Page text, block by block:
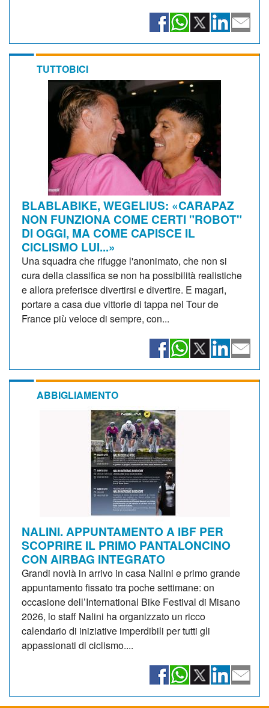
TUTTOBICI
BLABLABIKE, WEGELIUS: «CARAPAZ
NON FUNZIONA COME CERTI "ROBOT"
DI OGGI, MA COME CAPISCE IL
CICLISMO LUI...»
Una squadra che rifugge l'anonimato, che non si
cura della classifica se non ha possibilità realistiche
e allora preferisce divertirsi e divertire. E magari,
portare a casa due vittorie di tappa nel Tour de
France più veloce di sempre, con...
ABBIGLIAMENTO
NALINI. APPUNTAMENTO A IBF PER
SCOPRIRE IL PRIMO PANTALONCINO
CON AIRBAG INTEGRATO
Grandi novià in arrivo in casa Nalini e primo grande
appuntamento fissato tra poche settimane: on
occasione dell’International Bike Festival di Misano
2026, lo staff Nalini ha organizzato un ricco
calendario di iniziative imperdibili per tutti gli
appassionati di ciclismo....